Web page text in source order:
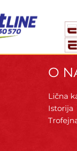
O
Lična
Istorija